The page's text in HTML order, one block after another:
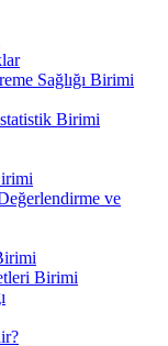
Sağlığı Birimi
Birimi
ve
Birimi